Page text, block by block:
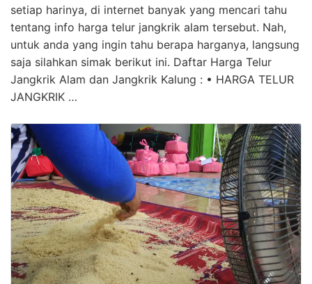
setiap harinya, di internet banyak yang mencari tahu
tentang info harga telur jangkrik alam tersebut. Nah,
untuk anda yang ingin tahu berapa harganya, langsung
saja silahkan simak berikut ini. Daftar Harga Telur
Jangkrik Alam dan Jangkrik Kalung : • HARGA TELUR
JANGKRIK …